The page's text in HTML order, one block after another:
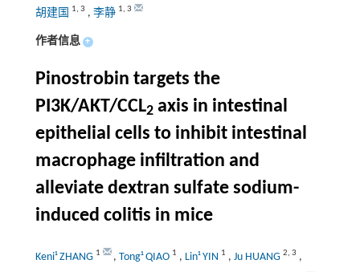
胡建国
1, 3 , 李静 1, 3
作者信息 +
Pinostrobin targets the
PI3K/AKT/CCL2axis in intestinal
epithelial cells to inhibit intestinal
macrophage infiltration and
alleviate dextran sulfate sodium-
induced colitis in mice
Keni¹ ZHANG 1 , Tong¹ QIAO 1 , Lin¹ YIN 1 , Ju HUANG 2, 3 ,